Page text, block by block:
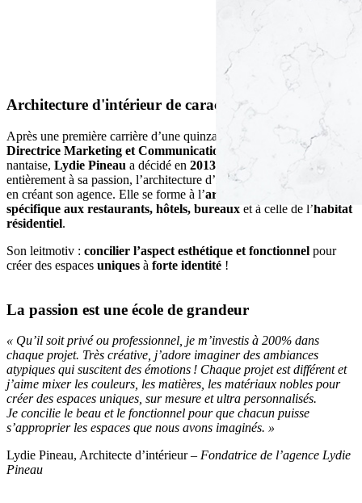
Architecture d'intérieur de caractère
Après une première carrière d’une quinzaine d’années en tant que
Directrice Marketing et Communication
d’une entreprise
nantaise, Lydie Pineau a décidé en 2013 de se consacrer
entièrement à sa passion, l’architecture d’intérieur et la décoration
en créant son agence. Elle se forme à l’architecture d’intérieur
spécifique aux restaurants, hôtels, bureaux et à celle de l’habitat
résidentiel.
Son leitmotiv : concilier l’aspect esthétique et fonctionnel pour
créer des espaces uniques à forte identité !
La passion est une école de grandeur
« Qu’il soit privé ou professionnel, je m’investis à 200% dans
chaque projet. Très créative, j’adore imaginer des ambiances
atypiques qui suscitent des émotions ! Chaque projet est différent et
j’aime mixer les couleurs, les matières, les matériaux nobles pour
créer des espaces uniques, sur mesure et ultra personnalisés.
Je concilie le beau et le fonctionnel pour que chacun puisse
s’approprier les espaces que nous avons imaginés. »
Lydie Pineau, Architecte d’intérieur – Fondatrice de l’agence Lydie
Pineau